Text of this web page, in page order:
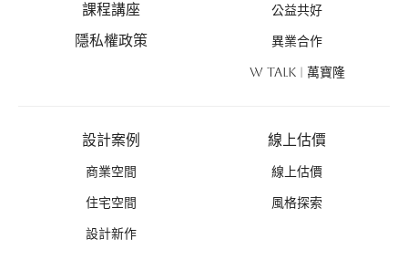
課程講座
隱私權政策
公益共好
異業合作
W TALK | 萬寶隆
設計案例
商業空間
住宅空間
設計新作
線上估價
線上估價
風格探索